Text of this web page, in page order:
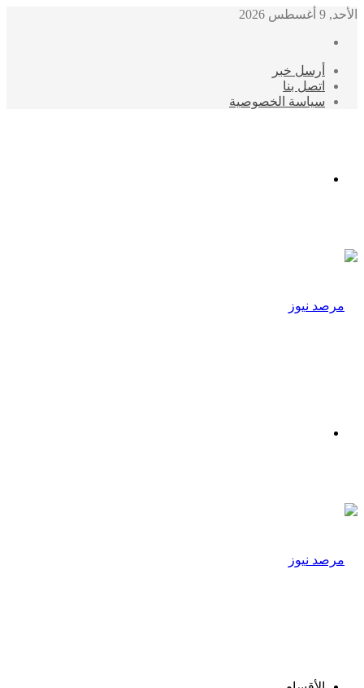
الأحد, 9 أغسطس 2026
أرسل خبر
اتصل بنا
سياسة الخصوصية